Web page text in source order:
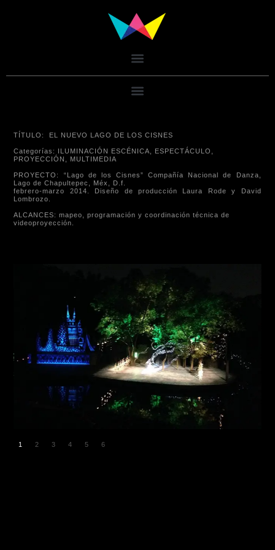
TÍTULO: EL NUEVO LAGO DE LOS CISNES
Categorías: ILUMINACIÓN ESCÉNICA, ESPECTÁCULO,
PROYECCIÓN, MULTIMEDIA
PROYECTO: “Lago de los Cisnes” Compañía Nacional de Danza,
Lago de Chapultepec, Méx, D.f.
febrero-marzo 2014. Diseño de producción Laura Rode y David
Lombrozo.
ALCANCES: mapeo, programación y coordinación técnica de
videoproyección.
1 2 3 4 5 6